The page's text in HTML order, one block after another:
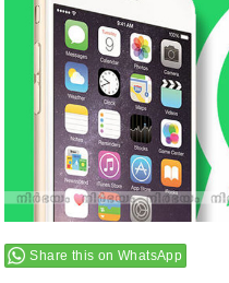
Share this on WhatsApp